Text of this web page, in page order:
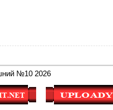
№10 2026